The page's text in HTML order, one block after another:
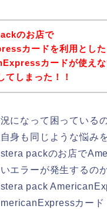
のお店で
カードを利用とした
カードが使え
てしまった！！
になって困っている
身も同じような悩み
stera packのお店で
エラーが発生するの
pack
カー